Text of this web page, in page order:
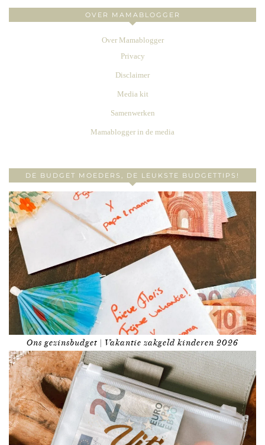
OVER MAMABLOGGER
Over Mamablogger
Privacy
Disclaimer
Media kit
Samenwerken
Mamablogger in de media
DE BUDGET MOEDERS, DE LEUKSTE BUDGETTIPS!
Ons gezinsbudget | Vakantie zakgeld kinderen 2026